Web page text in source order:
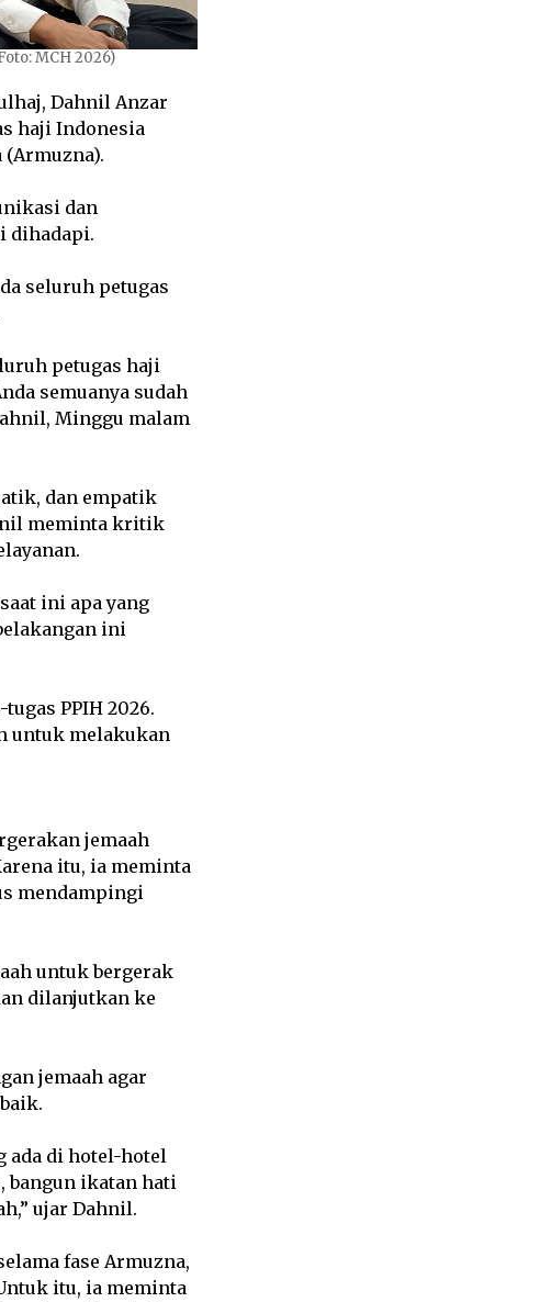
MCH 2026)
Dahnil Anzar
haji Indonesia
dan
dihadapi.
seluruh petugas
petugas haji
semuanya sudah
Minggu malam
dan empatik
meminta kritik
ini apa yang
ini
PPIH 2026.
untuk melakukan
jemaah
itu, ia meminta
mendampingi
untuk bergerak
dilanjutkan ke
jemaah agar
ada di hotel-hotel
bangun ikatan hati
ujar Dahnil.
fase Armuzna,
itu, ia meminta